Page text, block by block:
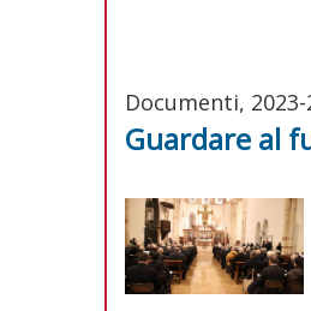
Documenti, 2023-
Guardare al